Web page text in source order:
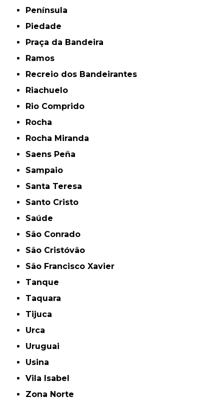
Península
Piedade
Praça da Bandeira
Ramos
Recreio dos Bandeirantes
Riachuelo
Rio Comprido
Rocha
Rocha Miranda
Saens Peña
Sampaio
Santa Teresa
Santo Cristo
Saúde
São Conrado
São Cristóvão
São Francisco Xavier
Tanque
Taquara
Tijuca
Urca
Uruguai
Usina
Vila Isabel
Zona Norte